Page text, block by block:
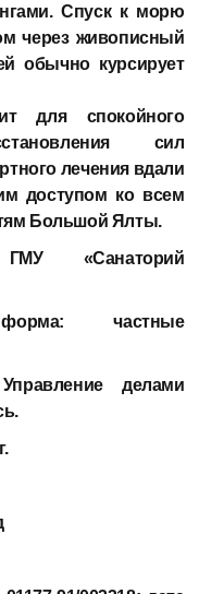
Спуск к морю
через живописный
обычно курсирует
для спокойного
сил
лечения вдали
доступом ко всем
Большой Ялты.
ГМУ «Санаторий
форма:частные
Управление делами